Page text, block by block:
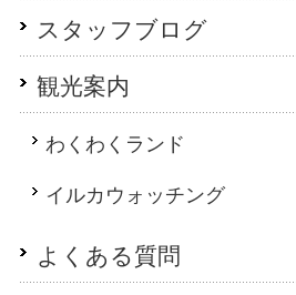
スタッフブログ
観光案内
わくわくランド
イルカウォッチング
よくある質問